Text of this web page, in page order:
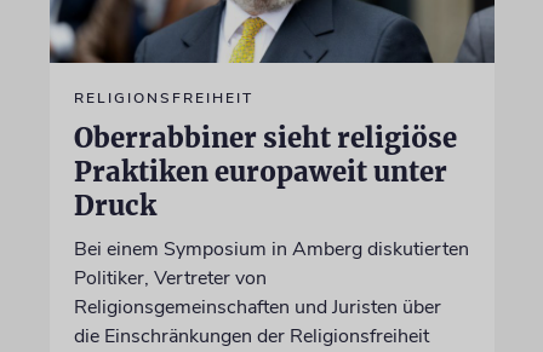
RELIGIONSFREIHEIT
Oberrabbiner sieht religiöse
Praktiken europaweit unter
Druck
Bei einem Symposium in Amberg diskutierten
Politiker, Vertreter von
Religionsgemeinschaften und Juristen über
die Einschränkungen der Religionsfreiheit